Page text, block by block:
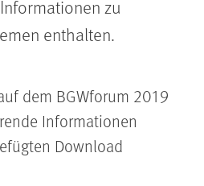
zu
enthalten.
dem BGWforum 2019
Informationen
Download